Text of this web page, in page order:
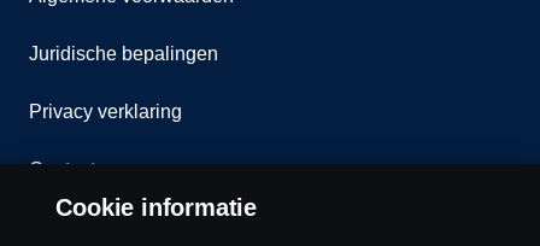
Juridische bepalingen
Privacy verklaring
Contact
Cookie informatie